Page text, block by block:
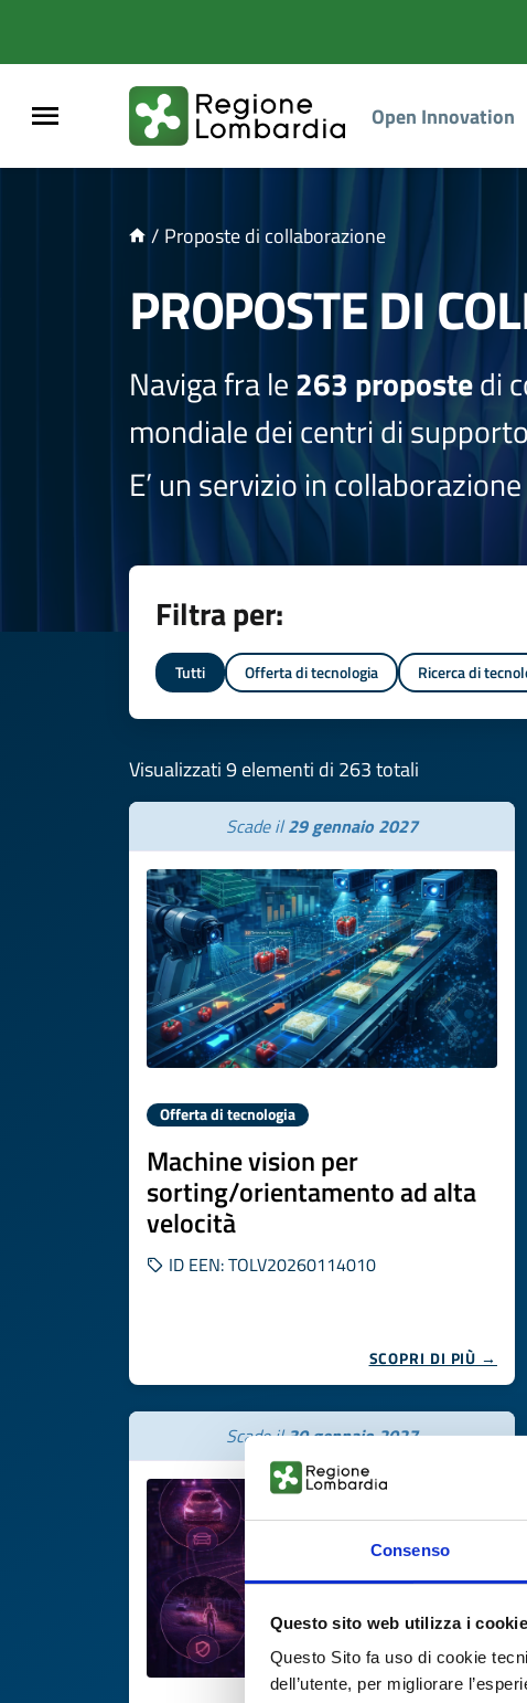
Consenso
Questo sito web utilizza i cookie
Questo Sito fa uso di cookie
dell’utente, per migliorare
Open Innovation
/ Proposte di collaborazione
PROPOSTE DI
Naviga fra le263 propostedi
mondiale dei centri di
E’ un servizio in
Filtra per:
Tutti Offerta di tecnologia Ricerca di
Visualizzati 9 elementi di 263 totali
Scade il29 gennaio 2027
Offerta di tecnologia
Machine vision per
sorting/orientamento ad alta
velocità
ID EEN: TOLV20260114010
SCOPRI DI PIÙ →
Scade il30 gennaio 2027